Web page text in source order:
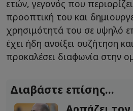
ετών, γεγονός που
προοπτική του και
χρησιμότητά του σε υψηλό
έχει ήδη ανοίξει συζήτηση
προκαλέσει διαφωνία στην
Διαβάστε επίσης...